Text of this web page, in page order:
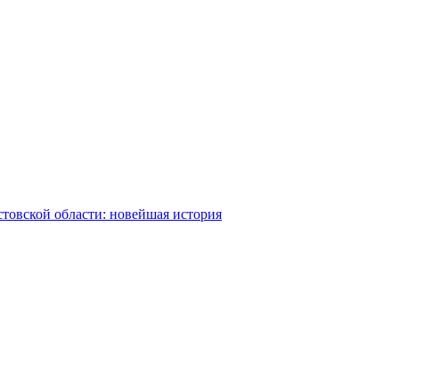
области: новейшая история